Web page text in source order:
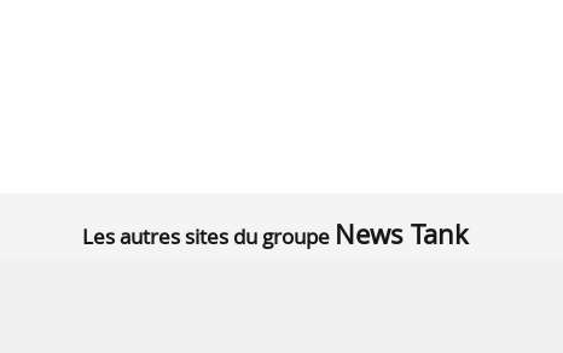
Les autres sites du groupe News Tank